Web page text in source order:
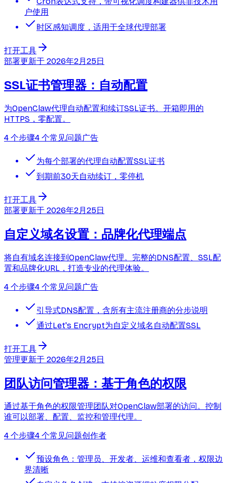
户使用
时区感知调度，适用于全球代理部署
打开工具
部署更新于 2026年2月25日
SSL证书管理器：自动配置
为OpenClaw代理自动配置和续订SSL证书。开箱即用的
HTTPS，零配置。
4 个步骤4 个常见问题广告
为每个部署的代理自动配置SSL证书
到期前30天自动续订，零停机
打开工具
部署更新于 2026年2月25日
自定义域名设置：品牌化代理端点
将自有域名连接到OpenClaw代理。完整的DNS配置、SSL配
置和品牌化URL，打造专业的代理体验。
4 个步骤4 个常见问题广告
引导式DNS配置，含所有主流注册商的分步说明
通过Let's Encrypt为自定义域名自动配置SSL
打开工具
管理更新于 2026年2月25日
团队访问管理器：基于角色的权限
通过基于角色的权限管理团队对OpenClaw部署的访问。控制
谁可以部署、配置、监控和管理代理。
4 个步骤4 个常见问题创作者
预设角色：管理员、开发者、运维和查看者，权限边
界清晰